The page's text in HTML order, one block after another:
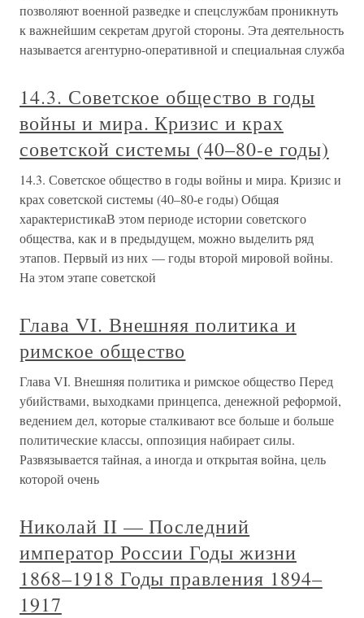
позволяют военной разведке и спецслужбам проникнуть
к важнейшим секретам другой стороны. Эта деятельность
называется агентурно-оперативной и специальная служба
14.3. Советское общество в годы
войны и мира. Кризис и крах
советской системы (40–80-е годы)
14.3. Советское общество в годы войны и мира. Кризис и
крах советской системы (40–80-е годы) Общая
характеристикаВ этом периоде истории советского
общества, как и в предыдущем, можно выделить ряд
этапов. Первый из них — годы второй мировой войны.
На этом этапе советской
Глава VI. Внешняя политика и
римское общество
Глава VI. Внешняя политика и римское общество Перед
убийствами, выходками принцепса, денежной реформой,
ведением дел, которые сталкивают все больше и больше
политические классы, оппозиция набирает силы.
Развязывается тайная, а иногда и открытая война, цель
которой очень
Николай II — Последний
император России Годы жизни
1868–1918 Годы правления 1894–
1917